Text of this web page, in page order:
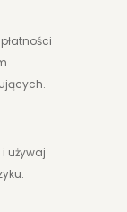
używaj